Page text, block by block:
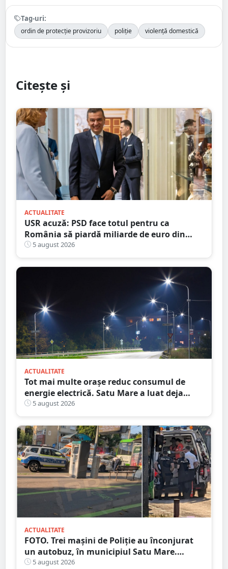
Tag-uri:
ordin de protecție provizoriu poliție violență domestică
Citește și
ACTUALITATE
USR acuză: PSD face totul pentru ca
România să piardă miliarde de euro din
PNRR
5 august 2026
ACTUALITATE
Tot mai multe orașe reduc consumul de
energie electrică. Satu Mare a luat deja
măsuri. Cu ce soluții au venit ceilalți
primari
5 august 2026
ACTUALITATE
FOTO. Trei mașini de Poliție au înconjurat
un autobuz, în municipiul Satu Mare.
Ambulanța, la fața locului
5 august 2026